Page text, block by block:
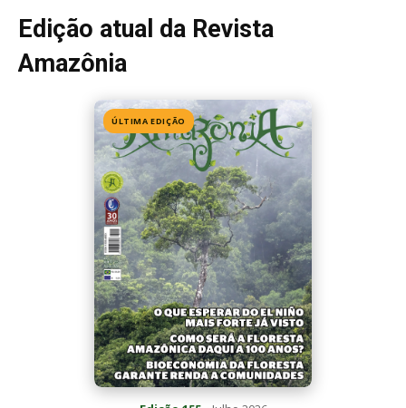
Edição 155· Julho 2026
📖 Ler agora
Mais lidas da semana